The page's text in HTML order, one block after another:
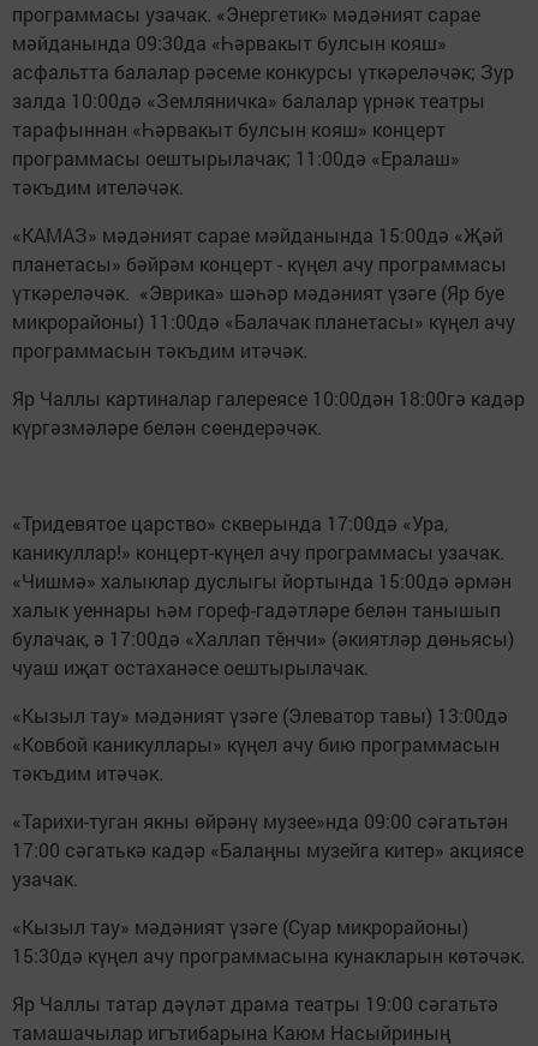
программасы узачак. «Энергетик» мәдәният сарае
мәйданында 09:30да «Һәрвакыт булсын кояш»
асфальтта балалар рәсеме конкурсы үткәреләчәк; Зур
залда 10:00дә «Земляничка» балалар үрнәк театры
тарафыннан «Һәрвакыт булсын кояш» концерт
программасы оештырылачак; 11:00дә «Ералаш»
тәкъдим ителәчәк.
«КАМАЗ» мәдәният сарае мәйданында 15:00дә «Җәй
планетасы» бәйрәм концерт - күңел ачу программасы
үткәреләчәк. «Эврика» шәһәр мәдәният үзәге (Яр буе
микрорайоны) 11:00дә «Балачак планетасы» күңел ачу
программасын тәкъдим итәчәк.
Яр Чаллы картиналар галереясе 10:00дән 18:00гә кадәр
күргәзмәләре белән сөендерәчәк.
«Тридевятое царство» скверында 17:00дә «Ура,
каникуллар!» концерт-күңел ачу программасы узачак.
«Чишмә» халыклар дуслыгы йортында 15:00дә әрмән
халык уеннары һәм гореф-гадәтләре белән танышып
булачак, ә 17:00дә «Халлап тĕнчи» (әкиятләр дөньясы)
чуаш иҗат остаханәсе оештырылачак.
«Кызыл тау» мәдәният үзәге (Элеватор тавы) 13:00дә
«Ковбой каникуллары» күңел ачу бию программасын
тәкъдим итәчәк.
«Тарихи-туган якны өйрәнү музее»нда 09:00 сәгатьтән
17:00 сәгатькә кадәр «Балаңны музейга китер» акциясе
узачак.
«Кызыл тау» мәдәният үзәге (Суар микрорайоны)
15:30дә күңел ачу программасына кунакларын көтәчәк.
Яр Чаллы татар дәүләт драма театры 19:00 сәгатьтә
тамашачылар игътибарына Каюм Насыйриның